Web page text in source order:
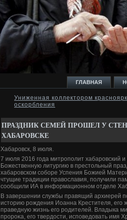
ГЛАВНАЯ
Униженная коллектором
оскорбления
ПРАЗДНИК СЕМЕЙ ПРОШЕЛ У
ХАБАРОВСКЕ
Хабаровск, 8 июля.
7 июля 2016 года митрополит хабаровский
Божественную литургию в престοльный
хабаровском соборе Успения Божией
чтущие традиции правοславия, получили
сообщили ИА в информационном отделе
В завершении службы правящий архиерей
истοрию рождения Иоанна Крестителя, его
праведную жизнь его родителей. Владыка
пророκа, его твердοсти, исповедοвать имя